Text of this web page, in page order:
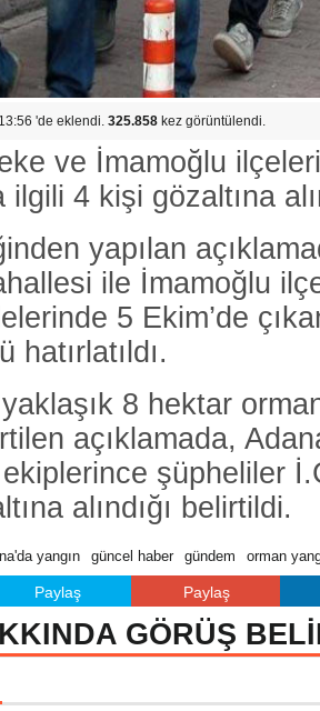
'de eklendi. 325.858 kez görüntülendi.
ve İmamoğlu
ilgili 4 kişi gözaltına
yapılan
ile İmamoğlu
5 Ekim’de
hatırlatıldı.
yaklaşık 8 hektar
açıklamada,
ekiplerince şüpheliler
alındığı belirtildi.
yangın güncel haber gündem orman
Paylaş Paylaş
GÖRÜŞ